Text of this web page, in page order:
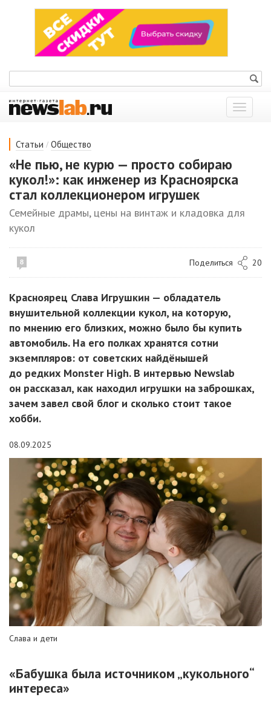
Показать
меню
Статьи / Общество
«Не пью, не курю — просто собираю
кукол!»: как инженер из Красноярска
стал коллекционером игрушек
Семейные драмы, цены на винтаж и кладовка для
кукол
8 Поделиться 20
Красноярец Слава Игрушкин — обладатель
внушительной коллекции кукол, на которую,
по мнению его близких, можно было бы купить
автомобиль. На его полках хранятся сотни
экземпляров: от советских найдёнышей
до редких Monster High. В интервью Newslab
он рассказал, как находил игрушки на заброшках,
зачем завел свой блог и сколько стоит такое
хобби.
08.09.2025
Слава и дети
«Бабушка была источником „кукольного“
интереса»